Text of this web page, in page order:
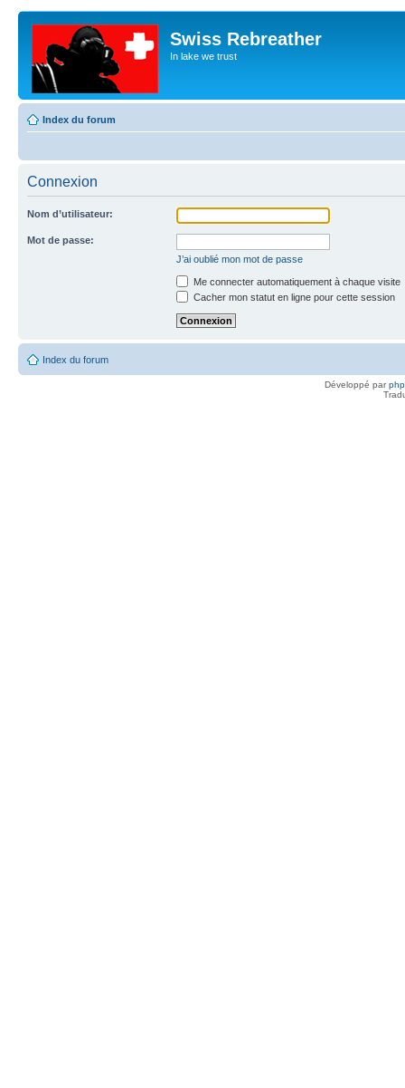
Swiss Rebreather
In lake we trust
Index du forum
Connexion
Nom d’utilisateur:
Mot de passe:
J’ai oublié mon mot de passe
Me connecter automatiquement à chaque visite
Cacher mon statut en ligne pour cette session
Index du forum
Développé par